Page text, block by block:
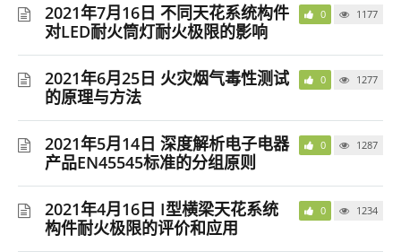
2021年7月16日 不同天花系统构件
对LED耐火筒灯耐火极限的影响
0 1177
2021年6月25日 火灾烟气毒性测试
的原理与方法
0 1277
2021年5月14日 深度解析电子电器
产品EN45545标准的分组原则
0 1287
2021年4月16日 I型横梁天花系统
构件耐火极限的评价和应用
0 1234